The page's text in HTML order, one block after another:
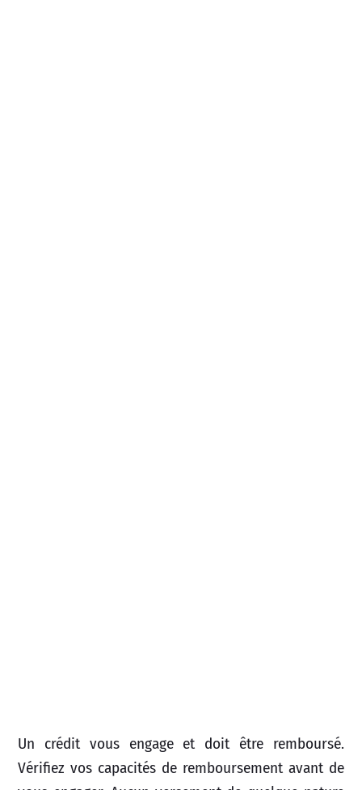
Un crédit vous engage et doit être remboursé.
Vérifiez vos capacités de remboursement avant de